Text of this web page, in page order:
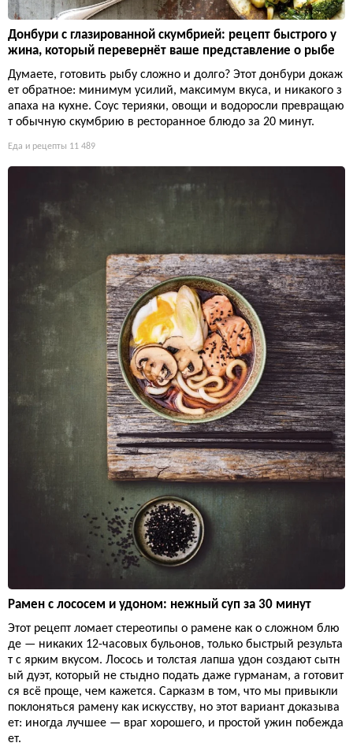
Донбури с глазированной скумбрией: рецепт быстрого у
жина, который перевернёт ваше представление о рыбе
Думаете, готовить рыбу сложно и долго? Этот донбури докаж
ет обратное: минимум усилий, максимум вкуса, и никакого з
апаха на кухне. Соус терияки, овощи и водоросли превращаю
т обычную скумбрию в ресторанное блюдо за 20 минут.
Еда и рецепты 11 489
Рамен с лососем и удоном: нежный суп за 30 минут
Этот рецепт ломает стереотипы о рамене как о сложном блю
де — никаких 12-часовых бульонов, только быстрый результа
т с ярким вкусом. Лосось и толстая лапша удон создают сытн
ый дуэт, который не стыдно подать даже гурманам, а готовит
ся всё проще, чем кажется. Сарказм в том, что мы привыкли
поклоняться рамену как искусству, но этот вариант доказыва
ет: иногда лучшее — враг хорошего, и простой ужин побежда
ет.